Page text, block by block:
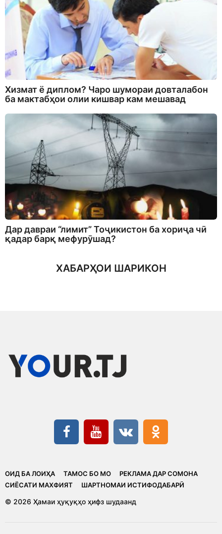
Хизмат ё диплом? Чаро шумораи довталабон
ба мактабҳои олии кишвар кам мешавад
Дар давраи “лимит” Тоҷикистон ба хориҷа чӣ
қадар барқ мефурӯшад?
ХАБАРҲОИ ШАРИКОН
ОИД БА ЛОИҲА ТАМОС БО МО
РЕКЛАМА ДАР СОМОНА
CИЁСАТИ МАХФИЯТ
ШАРТНОМАИ ИСТИФОДАБАРӢ
© 2026 Ҳамаи ҳуқуқҳо ҳифз шудаанд